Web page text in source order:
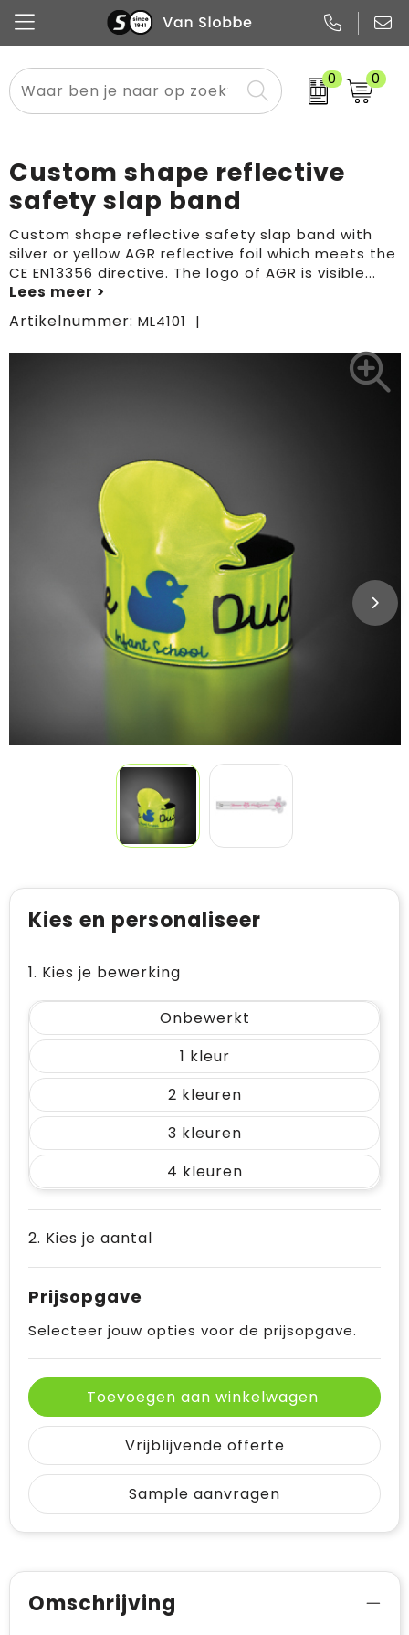
0 0
Alle categorieën
Snoep
Promo
Pennen
Notitieboekjes
Papier
Flessen
Glazen en karaffen
Merken
Meest gekozen
Sportkleding
Overig textiel
Boodschappen- en draagtassen
Sport & vrije tijd
Rugzakken
Custom shape reflective
safety slap band
Custom shape reflective safety slap band with
silver or yellow AGR reflective foil which meets the
CE EN13356 directive. The logo of AGR is visible...
Artikelnummer: ML4101
Kies en personaliseer
1. Kies je bewerking
Onbewerkt
1
2
3
4
2. Kies je aantal
Prijsopgave
Selecteer jouw opties voor de prijsopgave.
Toevoegen aan winkelwagen
Vrijblijvende offerte
Sample aanvragen
Omschrijving